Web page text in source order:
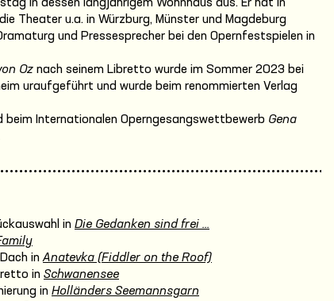
in dessen langjährigem Wohnhaus aus. Er hat in
Theater u.a. in Würzburg, Münster und Magdeburg
und Pressesprecher bei den Opernfestspielen in
Oz nach seinem Libretto wurde im Sommer 2023 bei
uraufgeführt und wurde beim renommierten Verlag
beim Internationalen Operngesangswettbewerb Gena
in Die Gedanken sind frei ...
in Anatevka (Fiddler on the Roof)
in Schwanensee
in Holländers Seemannsgarn